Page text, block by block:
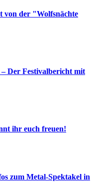
von der "Wolfsnächte
Der Festivalbericht mit
ihr euch freuen!
zum Metal-Spektakel in